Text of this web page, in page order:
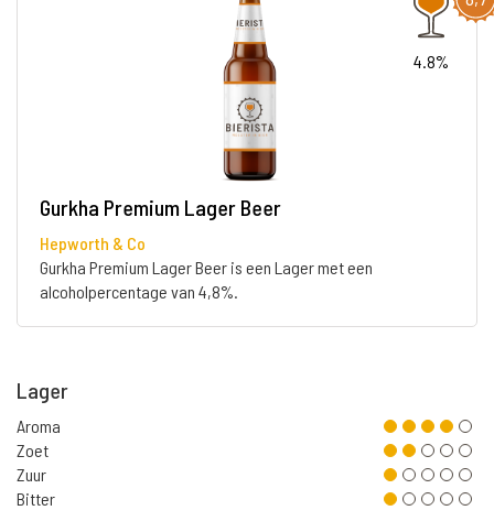
4.8%
Gurkha Premium Lager Beer
Hepworth & Co
Gurkha Premium Lager Beer is een Lager met een
alcoholpercentage van 4,8%.
Lager
Aroma
Zoet
Zuur
Bitter